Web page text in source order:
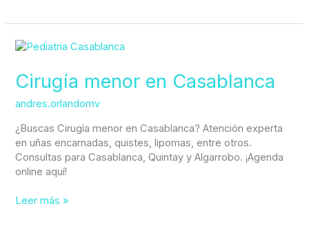
Cirugía menor en Casablanca
andres.orlandomv
¿Buscas Cirugía menor en Casablanca? Atención experta
en uñas encarnadas, quistes, lipomas, entre otros.
Consultas para Casablanca, Quintay y Algarrobo. ¡Agenda
online aquí!
Cirugía
en
Casablanca
Leer más »